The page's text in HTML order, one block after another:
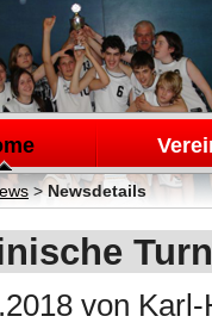
>Newsdetails
von